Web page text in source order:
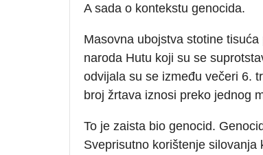
A sada o kontekstu genocida.
Masovna ubojstva stotine
naroda Hutu koji su se
odvijala su se između večeri 6.
broj žrtava iznosi preko jednog
To je zaista bio genocid.
Sveprisutno korištenje